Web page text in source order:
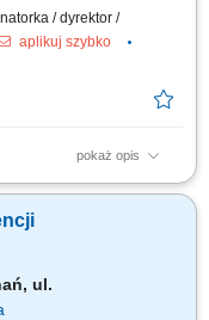
/ dyrektor /
aplikuj szybko
pokaż opis
sprzedaży B2C,
efektywność oraz
trendów
ul.